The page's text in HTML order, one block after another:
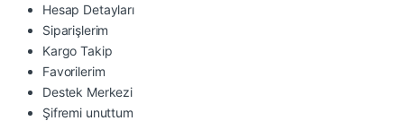
Hesap Detayları
Siparişlerim
Kargo Takip
Favorilerim
Destek Merkezi
Şifremi unuttum